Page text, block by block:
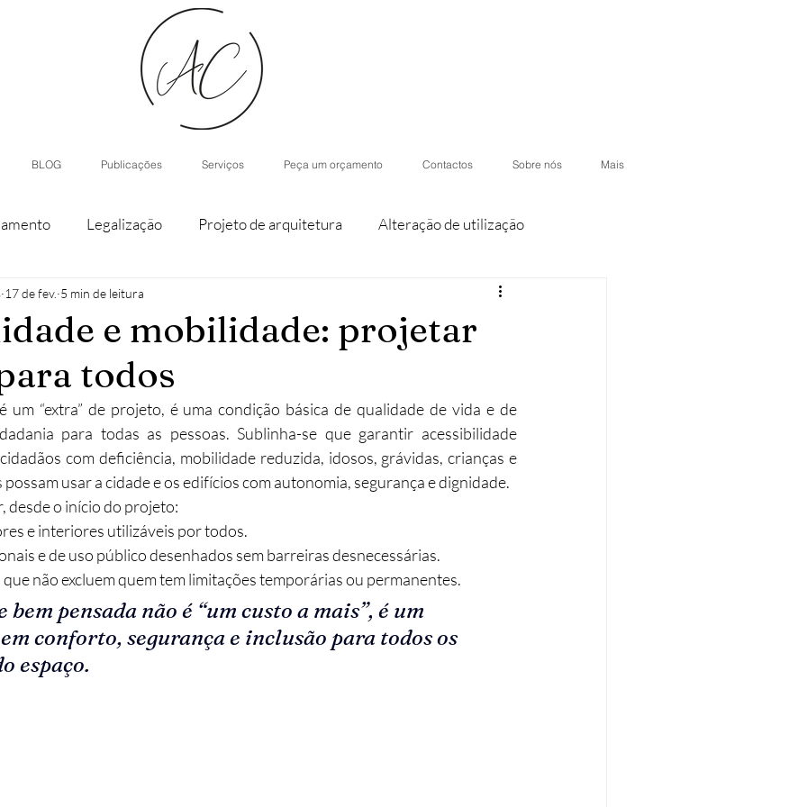
BLOG Publicações Serviços Peça um orçamento Contactos Sobre nós Mais
Legalização Projeto de arquitetura Alteração de utilização
de parcela Condomínios
Casas modulares
Imobiliário Alojamento Local Obras Eficiência energética
Turismo Sustentabilidade
e mobilidade: projetar
todos
17 de fev. 5 min de leitura
um “extra” de projeto, é uma condição básica de qualidade de vida e de
para todas as pessoas. Sublinha-se que garantir acessibilidade
com deficiência, mobilidade reduzida, idosos, grávidas, crianças e
usar a cidade e os edifícios com autonomia, segurança e dignidade.​
desde o início do projeto:
e interiores utilizáveis por todos.
e de uso público desenhados sem barreiras desnecessárias.
não excluem quem tem limitações temporárias ou permanentes.
pensada não é “um custo a mais”, é um
conforto, segurança e inclusão para todos os
espaço.